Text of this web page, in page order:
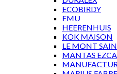
ECOBIRDY
EMU
HEERENHUIS
KOK MAISON
LE MONT
MANTAS